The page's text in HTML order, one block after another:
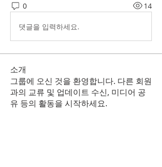
0 14
댓글을 입력하세요.
소개
그룹에 오신 것을 환영합니다. 다른 회원
과의 교류 및 업데이트 수신, 미디어 공
유 등의 활동을 시작하세요.